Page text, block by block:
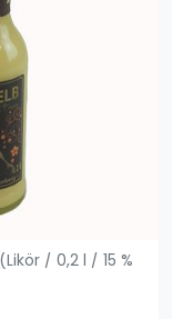
/ 0,2 l / 15 %